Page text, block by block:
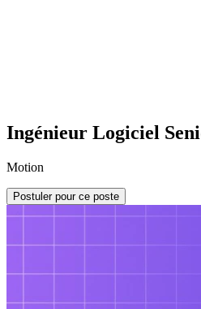
Ingénieur Logiciel
Motion
Postuler pour ce poste